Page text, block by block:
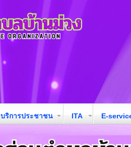
บริการประชาชน ITA E-